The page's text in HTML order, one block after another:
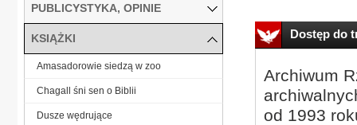
Dostęp do
Archiwum
od 1993
PUBLICYSTYKA, OPINIE
KSIĄŻKI
Amasadorowie siedzą w zoo
Chagall śni sen o Biblii
Dusze wędrujące